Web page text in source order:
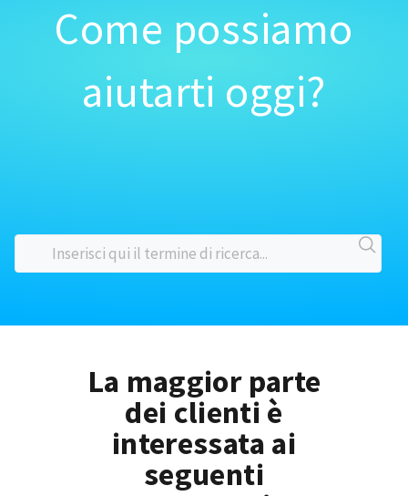
Come possiamo
aiutarti oggi?
La maggior parte
dei clienti è
interessata ai
seguenti